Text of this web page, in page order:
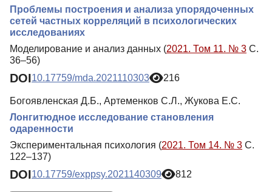
Проблемы построения и анализа упорядоченных
сетей частных корреляций в психологических
исследованиях
Моделирование и анализ данных (2021. Том 11. № 3 С.
36–56)
DOI10.17759/mda.2021110303 216
Богоявленская Д.Б., Артеменков С.Л., Жукова Е.С.
Лонгитюдное исследование становления
одаренности
Экспериментальная психология (2021. Том 14. № 3 С.
122–137)
DOI10.17759/exppsy.2021140309 812